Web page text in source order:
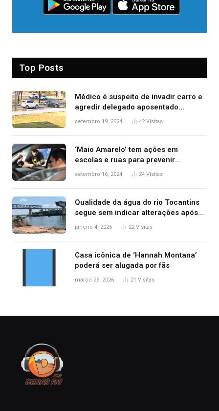
Top Posts
Médico é suspeito de invadir carro e
agredir delegado aposentado
durante confusão no trânsito
setembro 19, 2024 42Visitas
‘Maio Amarelo’ tem ações em
escolas e ruas para prevenir
acidentes no trânsito no AP
setembro 16, 2024 24 Visitas
Qualidade da água do rio Tocantins
segue sem indicar alterações após
desabamento da ponte entre MA e
janeiro 4, 2025 22Visitas
Casa icônica de ‘Hannah Montana’
poderá ser alugada por fãs
março 25, 2026 21 Visitas